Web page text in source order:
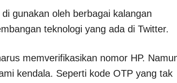
gunakan oleh berbagai kalangan
teknologi yang ada di Twitter.
memverifikasikan nomor HP.
kendala. Seperti kode OTP yang tak